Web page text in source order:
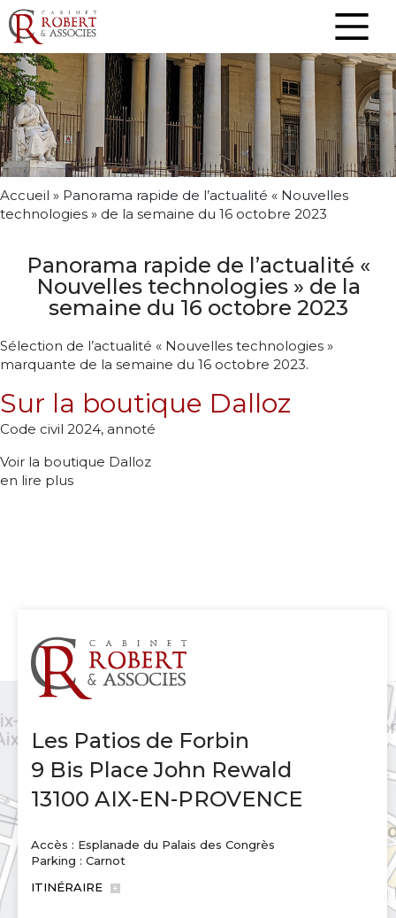
Accueil » Panorama rapide de l’actualité « Nouvelles
technologies » de la semaine du 16 octobre 2023
Panorama rapide de l’actualité «
Nouvelles technologies » de la
semaine du 16 octobre 2023
Sélection de l’actualité « Nouvelles technologies »
marquante de la semaine du 16 octobre 2023.
Sur la boutique Dalloz
Code civil 2024, annoté
Voir la boutique Dalloz
en lire plus
Les Patios de Forbin
9 Bis Place John Rewald
13100 AIX-EN-PROVENCE
Accès : Esplanade du Palais des Congrès
Parking : Carnot
ITINÉRAIRE